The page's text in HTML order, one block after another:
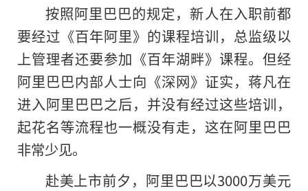
按照阿里巴巴的规定，新人在入职前都
要经过《百年阿里》的课程培训，总监级以
上管理者还要参加《百年湖畔》课程。但经
阿里巴巴内部人士向《深网》证实，蒋凡在
进入阿里巴巴之后，并没有经过这些培训，
起花名等流程也一概没有走，这在阿里巴巴
非常少见。
赴美上市前夕，阿里巴巴以3000万美元